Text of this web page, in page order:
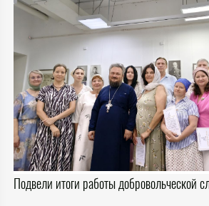
Подвели итоги работы добровольческой